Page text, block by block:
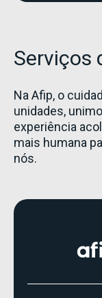
Serviços
Na Afip, o
unidades,
experiência
mais humana
nós.